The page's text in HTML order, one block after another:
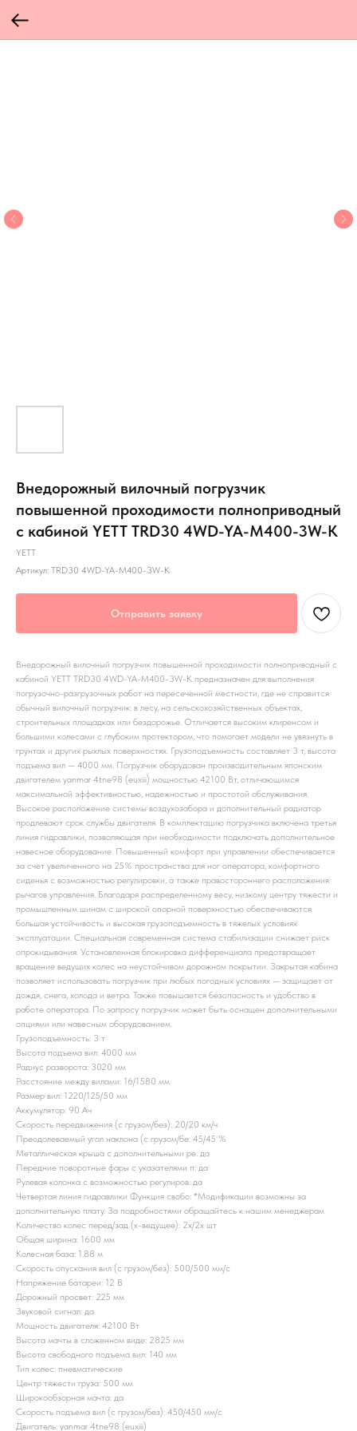
Внедорожный вилочный погрузчик
повышенной проходимости полноприводный
с кабиной YETT TRD30 4WD-YA-M400-3W-K
YETT
Артикул: TRD30 4WD-YA-M400-3W-K
Отправить заявку
Внедорожный вилочный погрузчик повышенной проходимости полноприводный с
кабиной YETT TRD30 4WD-YA-M400-3W-K предназначен для выполнения
погрузочно-разгрузочных работ на пересеченной местности, где не справится
обычный вилочный погрузчик: в лесу, на сельскохозяйственных объектах,
строительных площадках или бездорожье. Отличается высоким клиренсом и
большими колесами с глубоким протектором, что помогает модели не увязнуть в
грунтах и других рыхлых поверхностях. Грузоподъемность составляет 3 т, высота
подъема вил — 4000 мм. Погрузчик оборудован производительным японским
двигателем yanmar 4tne98 (euxiii) мощностью 42100 Вт, отличающимся
максимальной эффективностью, надежностью и простотой обслуживания.
Высокое расположение системы воздухозабора и дополнительный радиатор
продлевают срок службы двигателя. В комплектацию погрузчика включена третья
линия гидравлики, позволяющая при необходимости подключать дополнительное
навесное оборудование. Повышенный комфорт при управлении обеспечивается
за счет увеличенного на 25% пространства для ног оператора, комфортного
сиденья с возможностью регулировки, а также правостороннего расположения
рычагов управления. Благодаря распределенному весу, низкому центру тяжести и
промышленным шинам с широкой опорной поверхностью обеспечиваются
большая устойчивость и высокая грузоподъемность в тяжелых условиях
эксплуатации. Специальная современная система стабилизации снижает риск
опрокидывания. Установленная блокировка дифференциала предотвращает
вращение ведущих колес на неустойчивом дорожном покрытии. Закрытая кабина
позволяет использовать погрузчик при любых погодных условиях — защищает от
дождя, снега, холода и ветра. Также повышается безопасность и удобство в
работе оператора. По запросу погрузчик может быть оснащен дополнительными
опциями или навесным оборудованием.
Грузоподъемность: 3 т
Высота подъема вил: 4000 мм
Радиус разворота: 3020 мм
Расстояние между вилами: 16/1580 мм
Размер вил: 1220/125/50 мм
Аккумулятор: 90 Ач
Скорость передвижения (с грузом/без): 20/20 км/ч
Преодолеваемый угол наклона (с грузом/бе: 45/45 %
Металлическая крыша с дополнительными ре: да
Передние поворотные фары с указателями п: да
Рулевая колонка с возможностью регулиров: да
Четвертая линия гидравлики Функция свобо: *Модификации возможны за
дополнительную плату. За подробностями обращайтесь к нашим менеджерам
Количество колес перед/зад (x-ведущее): 2x/2x шт
Общая ширина: 1600 мм
Колесная база: 1.88 м
Скорость опускания вил (с грузом/без): 500/500 мм/с
Напряжение батареи: 12 B
Дорожный просвет: 225 мм
Звуковой сигнал: да
Мощность двигателя: 42100 Вт
Высота мачты в сложенном виде: 2825 мм
Высота свободного подъема вил: 140 мм
Тип колес: пневматические
Центр тяжести груза: 500 мм
Широкообзорная мачта: да
Скорость подъема вил (с грузом/без): 450/450 мм/с
Двигатель: yanmar 4tne98 (euxiii)